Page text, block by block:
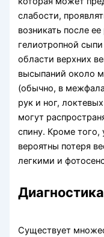
слабости,
возникать после
гелиотропной
области верхних
высыпаний около
(обычно, в
рук и ног,
могут
спину. Кроме того,
вероятны потеря
легкими и
Существует